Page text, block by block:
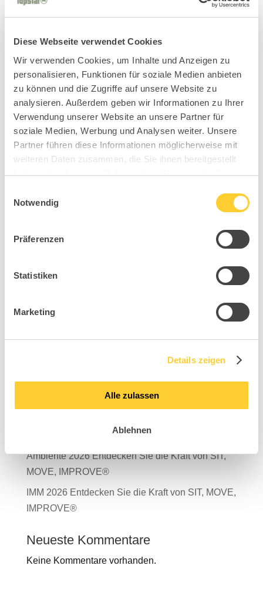
Diese Webseite verwendet Cookies
Wir verwenden Cookies, um Inhalte und Anzeigen zu
personalisieren, Funktionen für soziale Medien anbieten
zu können und die Zugriffe auf unsere Website zu
analysieren. Außerdem geben wir Informationen zu Ihrer
Verwendung unserer Website an unsere Partner für
soziale Medien, Werbung und Analysen weiter. Unsere
Partner führen diese Informationen möglicherweise mit
weiteren Daten zusammen, die Sie ihnen bereitgestellt
haben oder die sie im Rahmen Ihrer Nutzung der Dienste
Notwendig
Präferenzen
Statistiken
Marketing
Details zeigen
Alle zulassen
Ablehnen
Suchen
Nachhaltigkeitsbericht 2025 ist da!
TDR – Tag der Rückengesundheit 2026
Ambiente 2026 Entdecken Sie die Kraft von SIT,
MOVE, IMPROVE®
IMM 2026 Entdecken Sie die Kraft von SIT, MOVE,
IMPROVE®
Neueste Kommentare
Keine Kommentare vorhanden.